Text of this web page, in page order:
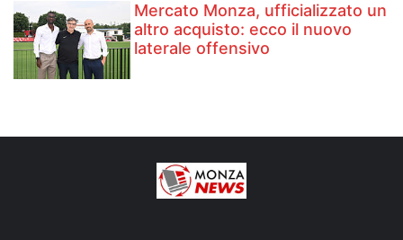
Mercato Monza, ufficializzato un
altro acquisto: ecco il nuovo
laterale offensivo